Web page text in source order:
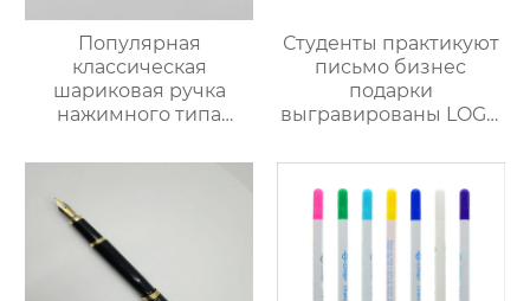
Популярная
классическая
шариковая ручка
нажимного типа
серебристого цветов
Студенты практикуют
письмо бизнес
подарки
выгравированы LOGO
ручка